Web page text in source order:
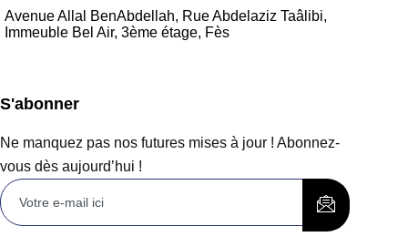
Avenue Allal BenAbdellah, Rue Abdelaziz Taâlibi,
Immeuble Bel Air, 3ème étage, Fès
S'abonner
Ne manquez pas nos futures mises à jour ! Abonnez-
vous dès aujourd’hui !